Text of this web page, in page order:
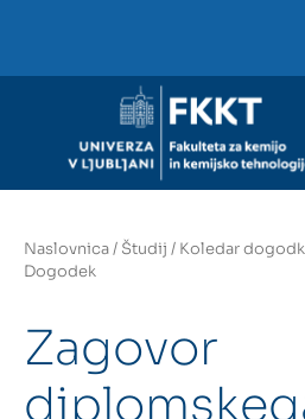
Naslovnica/ Študij / Koledar
Dogodek
Zagovor